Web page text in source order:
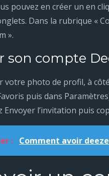
pouvez en créer un en
Dans la rubrique «
».
compte
photo de profil, à
puis dans
l’invitation puis
: Comment avoir